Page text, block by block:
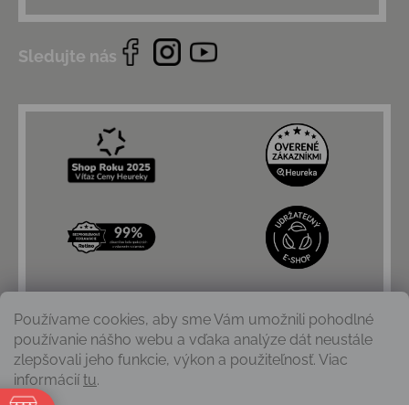
Používame cookies, aby sme Vám umožnili pohodlné
používanie nášho webu a vďaka analýze dát neustále
zlepšovali jeho funkcie, výkon a použiteľnosť. Viac
informácií tu.
Sledujte nás